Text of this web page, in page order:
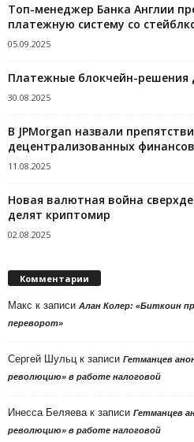
Топ-менеджер Банка Англии
платежную систему со
05.09.2025
Платежные блокчейн-решения
30.08.2025
В JPMorgan назвали
децентрализованных финансов
11.08.2025
Новая валютная война
делят криптомир
02.08.2025
Комментарии
Макс к записи Алан Колер: «Биткоин
переворот»
Сергей Шульц к записи Гетманцев
революцию» в работе налоговой
Инесса Беляева к записи Гетманцев
революцию» в работе налоговой